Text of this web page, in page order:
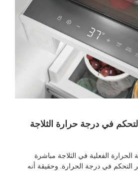
في درجة حرارة الثلاجة
الفعلية في الثلاجة مباشرة
التحكم في درجة الحرارة. وحقيقة أنه